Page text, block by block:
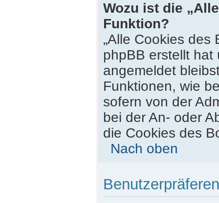
Wozu ist die
Funktion?
„Alle Cookies des
phpBB erstellt hat
angemeldet
Funktionen, wie
sofern von der
bei der An- oder
die Cookies des
Nach oben